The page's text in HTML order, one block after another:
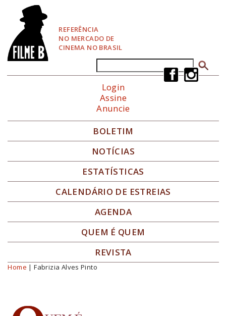
REFERÊNCIA
NO MERCADO DE
CINEMA NO BRASIL
Formulário de busca
Login
Assine
Anuncie
BOLETIM
NOTÍCIAS
ESTATÍSTICAS
CALENDÁRIO DE ESTREIAS
AGENDA
QUEM É QUEM
REVISTA
Você está aqui
Home | Fabrizia Alves Pinto